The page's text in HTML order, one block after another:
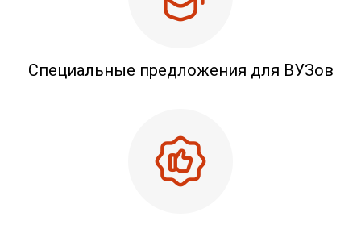
Специальные предложения для ВУЗов